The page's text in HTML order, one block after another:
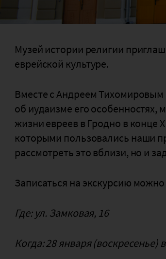
Музей истории религии
еврейской культуре.
Вместе с Андреем Тихомировым
об иудаизме его особенностях,
жизни евреев в Гродно в конце
которыми пользовались наши
рассмотреть это вблизи, но и
Записаться на экскурсию можно
Где: ул. Замковая, 16
Когда: 28 января (воскресенье)